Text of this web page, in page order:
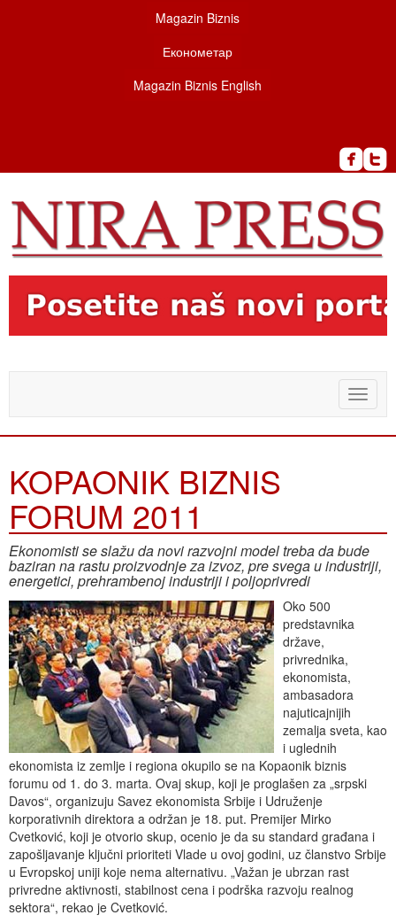
Magazin Biznis
Економетар
Magazin Biznis English
Toggle
KOPAONIK BIZNIS
FORUM 2011
Ekonomisti se slažu da novi razvojni model treba da bude
baziran na rastu proizvodnje za izvoz, pre svega u industriji,
energetici, prehrambenoj industriji i poljoprivredi
Oko 500
predstavnika
države,
privrednika,
ekonomista,
ambasadora
najuticajnijih
zemalja sveta, kao
i uglednih
ekonomista iz zemlje i regiona okupilo se na Kopaonik biznis
forumu od 1. do 3. marta. Ovaj skup, koji je proglašen za „srpski
Davos“, organizuju Savez ekonomista Srbije i Udruženje
korporativnih direktora a održan je 18. put. Premijer Mirko
Cvetković, koji je otvorio skup, ocenio je da su standard građana i
zapošljavanje ključni prioriteti Vlade u ovoj godini, uz članstvo Srbije
u Evropskoj uniji koje nema alternativu. „Važan je ubrzan rast
privredne aktivnosti, stabilnost cena i podrška razvoju realnog
sektora“, rekao je Cvetković.